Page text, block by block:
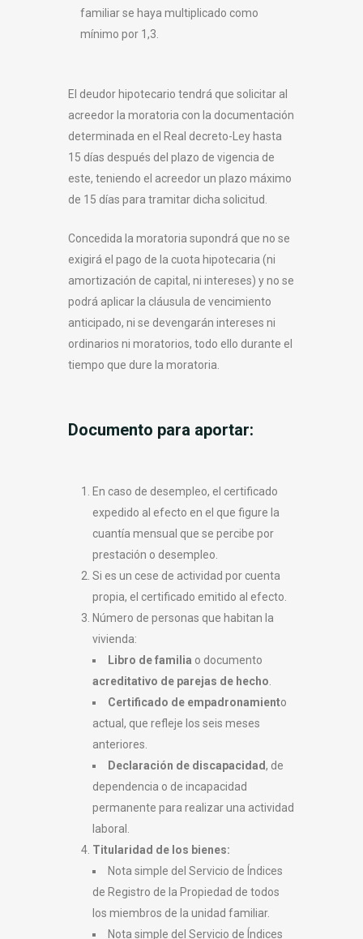
familiar se haya multiplicado como
mínimo por 1,3.
El deudor hipotecario tendrá que solicitar al
acreedor la moratoria con la documentación
determinada en el Real decreto-Ley hasta
15 días después del plazo de vigencia de
este, teniendo el acreedor un plazo máximo
de 15 días para tramitar dicha solicitud.
Concedida la moratoria supondrá que no se
exigirá el pago de la cuota hipotecaria (ni
amortización de capital, ni intereses) y no se
podrá aplicar la cláusula de vencimiento
anticipado, ni se devengarán intereses ni
ordinarios ni moratorios, todo ello durante el
tiempo que dure la moratoria.
Documento para aportar:
En caso de desempleo, el certificado
expedido al efecto en el que figure la
cuantía mensual que se percibe por
prestación o desempleo.
Si es un cese de actividad por cuenta
propia, el certificado emitido al efecto.
Número de personas que habitan la
vivienda:
Libro de familia o documento
acreditativo de parejas de hecho
Certificado de empadronamiento
actual, que refleje los seis meses
anteriores.
Declaración de discapacidad, de
dependencia o de incapacidad
permanente para realizar una actividad
laboral.
Titularidad de los bienes:
Nota simple del Servicio de Índices
de Registro de la Propiedad de todos
los miembros de la unidad familiar.
Nota simple del Servicio de Índices